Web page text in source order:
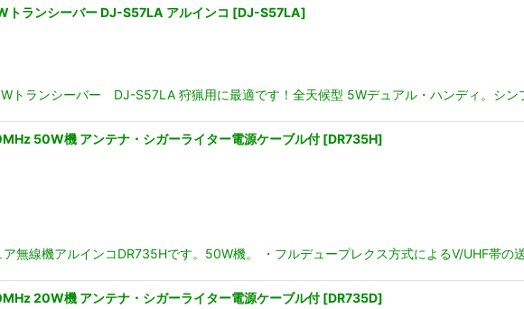
ランシーバー DJ-S57LA アルインコ [DJ-S57LA]
ランシーバー DJ-S57LA 狩猟用に最適です！全天候型 5Wデュアル・ハンディ。シン
50W機 アンテナ・シガーライター電源ケーブル付 [DR735H]
無線機アルインコDR735Hです。50W機。 ・フルデュープレクス方式によるV/UHF帯の
20W機 アンテナ・シガーライター電源ケーブル付 [DR735D]